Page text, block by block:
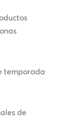
temporada
de